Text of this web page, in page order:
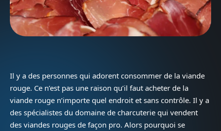
Il y a des personnes qui adorent consommer de la viande
rouge. Ce n’est pas une raison qu’il faut acheter de la
viande rouge n’importe quel endroit et sans contrôle. Il y a
des spécialistes du domaine de charcuterie qui vendent
des viandes rouges de façon pro. Alors pourquoi se